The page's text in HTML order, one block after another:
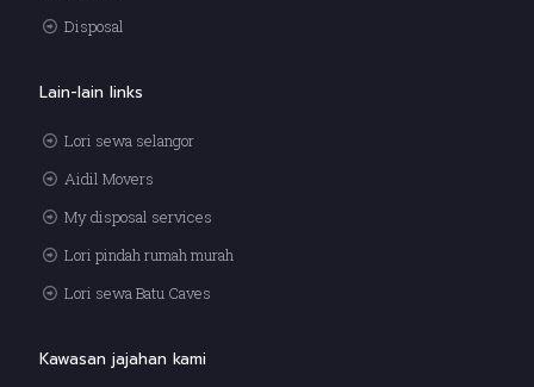
Disposal
Lain-lain links
Lori sewa selangor
Aidil Movers
My disposal services
Lori pindah rumah murah
Lori sewa Batu Caves
Kawasan jajahan kami